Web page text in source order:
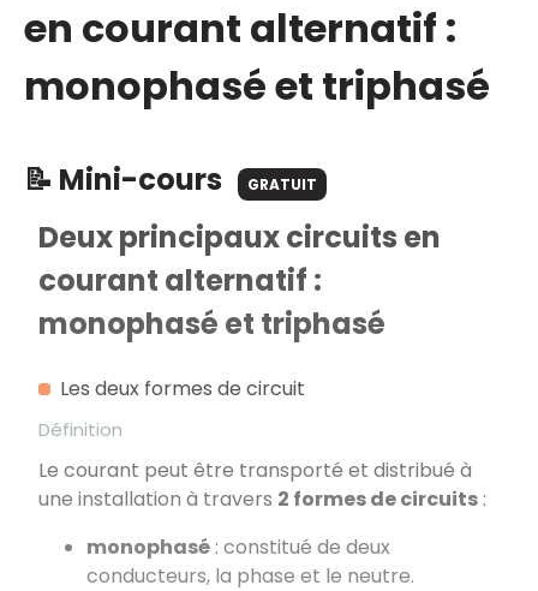
en courant alternatif :
monophasé et triphasé
📝 Mini-cours GRATUIT
Deux principaux circuits en
courant alternatif :
monophasé et triphasé
Les deux formes de circuit
Définition
Le courant peut être transporté et distribué à
une installation à travers 2 formes de circuits :
monophasé : constitué de deux
conducteurs, la phase et le neutre.